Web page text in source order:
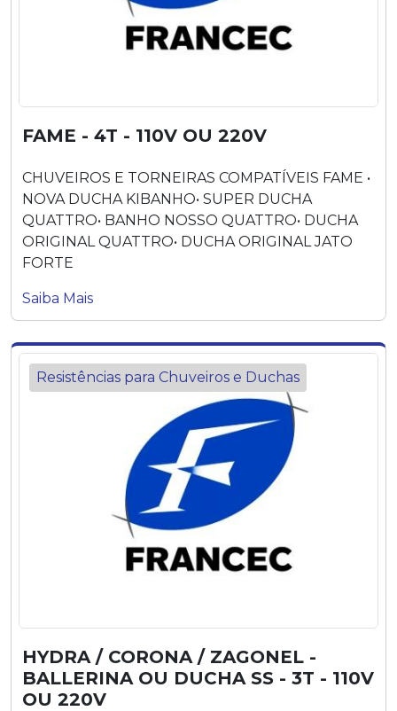
FAME - 4T - 110V OU 220V
CHUVEIROS E TORNEIRAS COMPATÍVEIS FAME •
NOVA DUCHA KIBANHO• SUPER DUCHA
QUATTRO• BANHO NOSSO QUATTRO• DUCHA
ORIGINAL QUATTRO• DUCHA ORIGINAL JATO
FORTE
Saiba Mais
Resistências para Chuveiros e Duchas
HYDRA / CORONA / ZAGONEL -
BALLERINA OU DUCHA SS - 3T - 110V
OU 220V